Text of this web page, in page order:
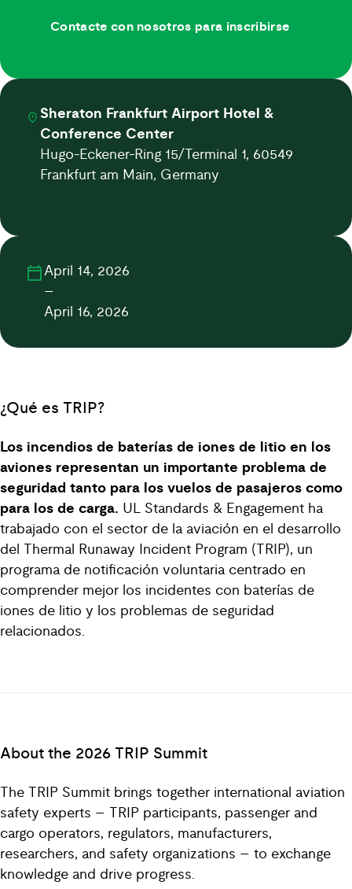
Contacte con nosotros para inscribirse
Sheraton Frankfurt Airport Hotel &
Conference Center
Hugo-Eckener-Ring 15/Terminal 1, 60549
Frankfurt am Main, Germany
April 14, 2026
–
April 16, 2026
¿Qué es TRIP?
Los incendios de baterías de iones de litio en los
aviones representan un importante problema de
seguridad tanto para los vuelos de pasajeros como
para los de carga. UL Standards & Engagement ha
trabajado con el sector de la aviación en el desarrollo
del Thermal Runaway Incident Program (TRIP), un
programa de notificación voluntaria centrado en
comprender mejor los incidentes con baterías de
iones de litio y los problemas de seguridad
relacionados.
About the 2026 TRIP Summit
The TRIP Summit brings together international aviation
safety experts – TRIP participants, passenger and
cargo operators, regulators, manufacturers,
researchers, and safety organizations – to exchange
knowledge and drive progress.